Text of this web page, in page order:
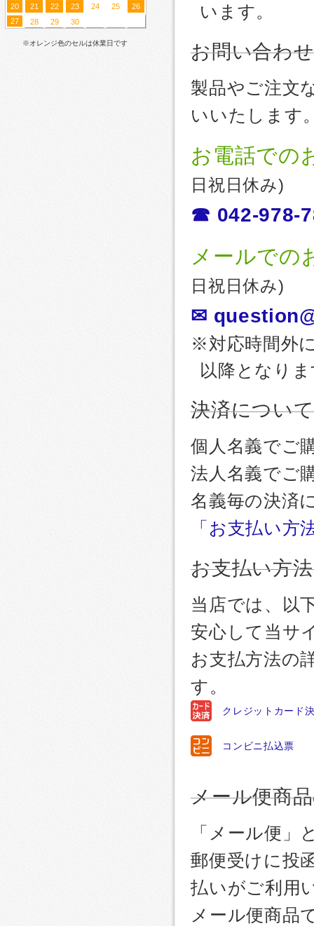
20
21 22 23 24 25
26
27
28 29 30
※オレンジ色のセルは休業日です
います。
お問い合わせ
製品やご注文
いいたします
お電話での
日祝日休み)
☎ 042-978-
メールでの
日祝日休み)
✉
※対応時間外
以降となり
決済について
個人名義でご
法人名義でご
名義毎の決済
「お支払い方
お支払い方
当店では、以
安心して当サ
お支払方法の
す。
クレジットカード
コンビニ払込票
メール便商
「メール便」
郵便受けに投
払いがご利用
メール便商品